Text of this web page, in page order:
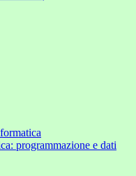
programmazione e dati